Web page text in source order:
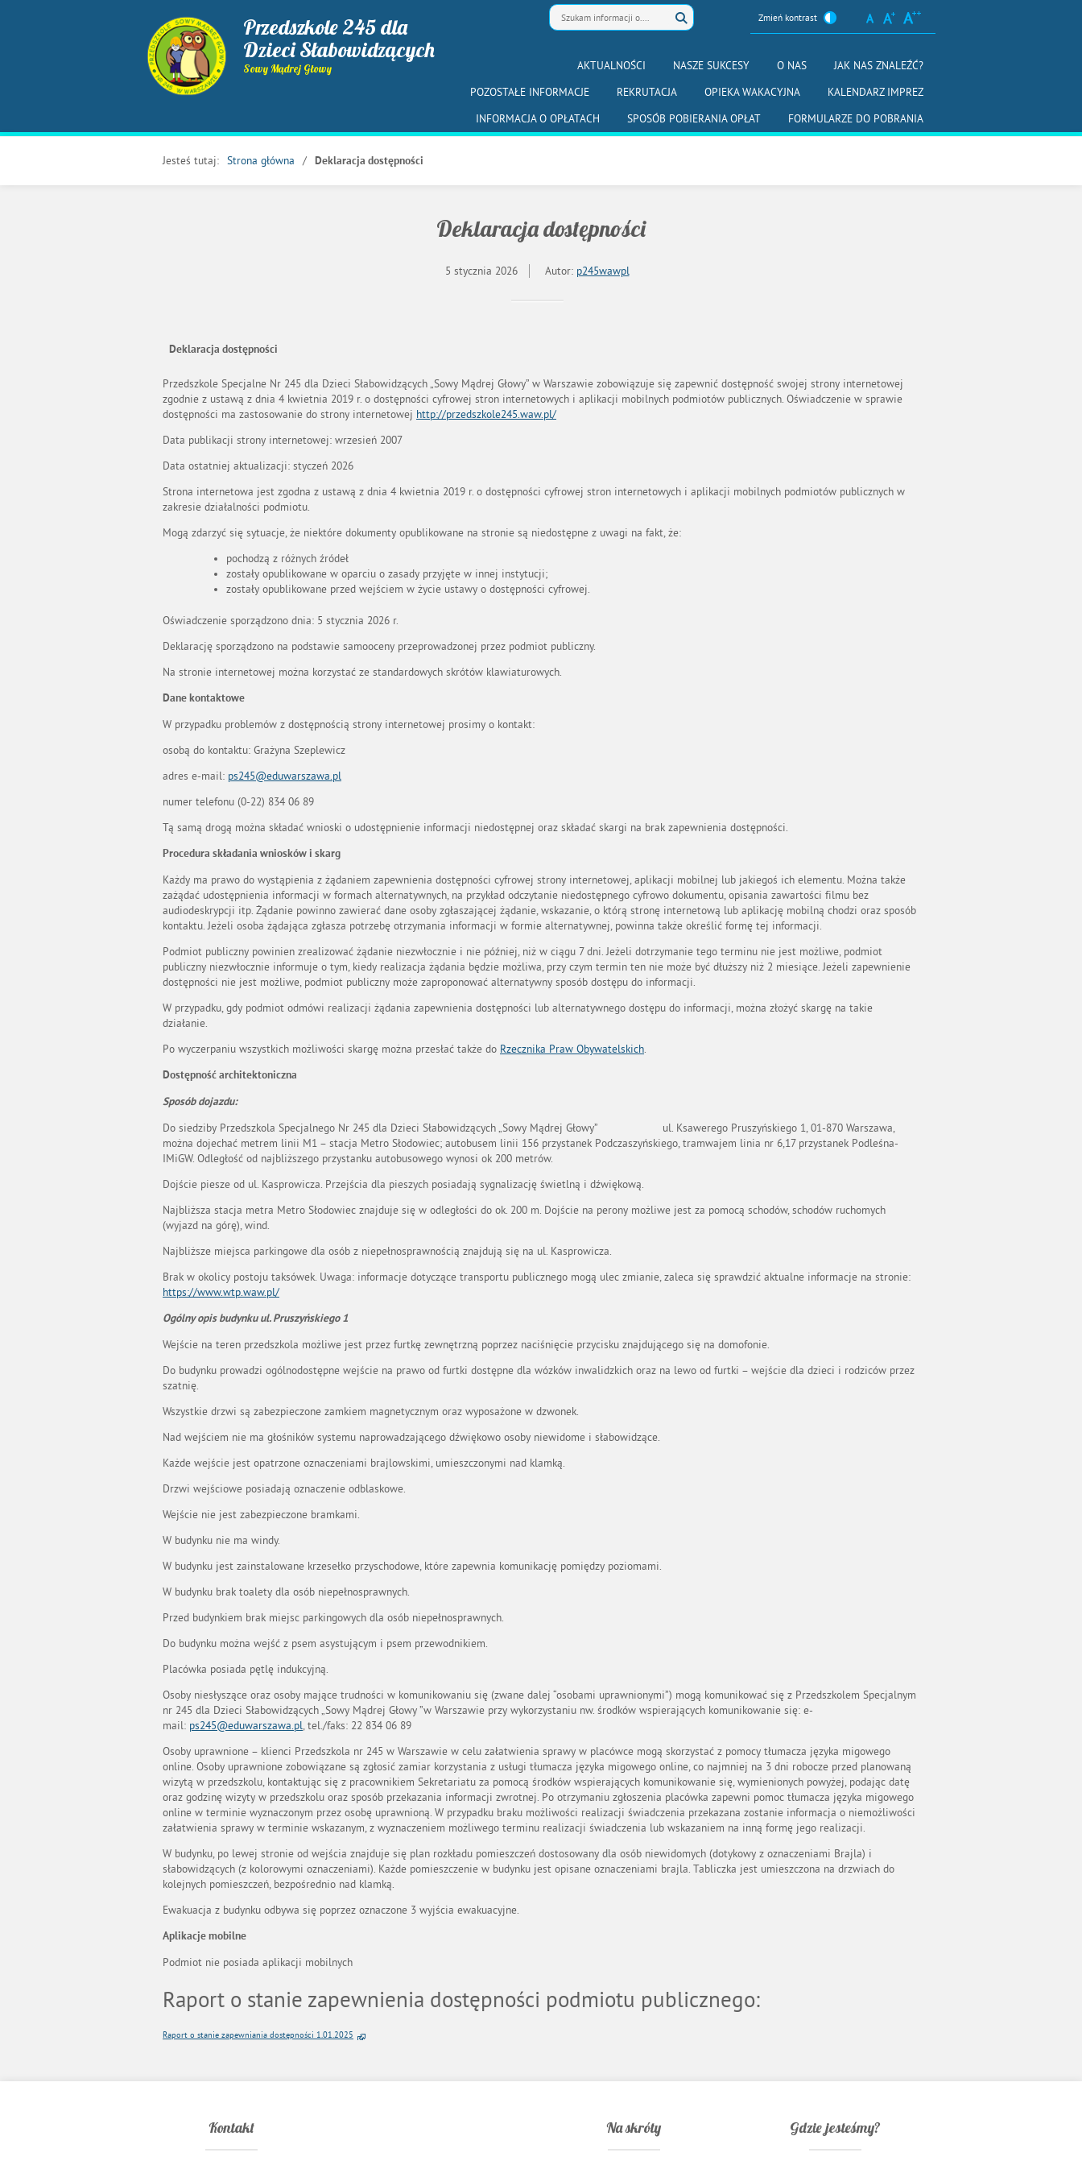
Zmień kontrast
Przedszkole 245 dla
Dzieci Słabowidzących
Sowy Mądrej Głowy AKTUALNOŚCI NASZE SUKCESY O NAS
JAK NAS ZNALEŹĆ?
POZOSTAŁE INFORMACJE
REKRUTACJA OPIEKA WAKACYJNA
KALENDARZ IMPREZ
INFORMACJA O OPŁATACH
SPOSÓB POBIERANIA OPŁAT FORMULARZE DO POBRANIA
Jesteś tutaj: Strona główna Deklaracja dostępności
Deklaracja dostępności
5 stycznia 2026 Autor: p245wawpl
Deklaracja dostępności
Przedszkole Specjalne Nr 245 dla Dzieci Słabowidzących „Sowy Mądrej Głowy” w Warszawie zobowiązuje się zapewnić dostępność swojej strony internetowej
zgodnie z ustawą z dnia 4 kwietnia 2019 r. o dostępności cyfrowej stron internetowych i aplikacji mobilnych podmiotów publicznych. Oświadczenie w sprawie
dostępności ma zastosowanie do strony internetowej http://przedszkole245.waw.pl/
Data publikacji strony internetowej: wrzesień 2007
Data ostatniej aktualizacji: styczeń 2026
Strona internetowa jest zgodna z ustawą z dnia 4 kwietnia 2019 r. o dostępności cyfrowej stron internetowych i aplikacji mobilnych podmiotów publicznych w
zakresie działalności podmiotu.
Mogą zdarzyć się sytuacje, że niektóre dokumenty opublikowane na stronie są niedostępne z uwagi na fakt, że:
pochodzą z różnych źródeł
zostały opublikowane w oparciu o zasady przyjęte w innej instytucji;
zostały opublikowane przed wejściem w życie ustawy o dostępności cyfrowej.
Oświadczenie sporządzono dnia: 5 stycznia 2026 r.
Deklarację sporządzono na podstawie samooceny przeprowadzonej przez podmiot publiczny.
Na stronie internetowej można korzystać ze standardowych skrótów klawiaturowych.
Dane kontaktowe
W przypadku problemów z dostępnością strony internetowej prosimy o kontakt:
osobą do kontaktu: Grażyna Szeplewicz
adres e-mail: ps245@eduwarszawa.pl
numer telefonu (0-22) 834 06 89
Tą samą drogą można składać wnioski o udostępnienie informacji niedostępnej oraz składać skargi na brak zapewnienia dostępności.
Procedura składania wniosków i skarg
Każdy ma prawo do wystąpienia z żądaniem zapewnienia dostępności cyfrowej strony internetowej, aplikacji mobilnej lub jakiegoś ich elementu. Można także
zażądać udostępnienia informacji w formach alternatywnych, na przykład odczytanie niedostępnego cyfrowo dokumentu, opisania zawartości filmu bez
audiodeskrypcji itp. Żądanie powinno zawierać dane osoby zgłaszającej żądanie, wskazanie, o którą stronę internetową lub aplikację mobilną chodzi oraz sposób
kontaktu. Jeżeli osoba żądająca zgłasza potrzebę otrzymania informacji w formie alternatywnej, powinna także określić formę tej informacji.
Podmiot publiczny powinien zrealizować żądanie niezwłocznie i nie później, niż w ciągu 7 dni. Jeżeli dotrzymanie tego terminu nie jest możliwe, podmiot
publiczny niezwłocznie informuje o tym, kiedy realizacja żądania będzie możliwa, przy czym termin ten nie może być dłuższy niż 2 miesiące. Jeżeli zapewnienie
dostępności nie jest możliwe, podmiot publiczny może zaproponować alternatywny sposób dostępu do informacji.
W przypadku, gdy podmiot odmówi realizacji żądania zapewnienia dostępności lub alternatywnego dostępu do informacji, można złożyć skargę na takie
działanie.
Po wyczerpaniu wszystkich możliwości skargę można przesłać także do Rzecznika Praw Obywatelskich.
Dostępność architektoniczna
Sposób dojazdu:
Do siedziby Przedszkola Specjalnego Nr 245 dla Dzieci Słabowidzących „Sowy Mądrej Głowy” ul. Ksawerego Pruszyńskiego 1, 01-870 Warszawa,
można dojechać metrem linii M1 – stacja Metro Słodowiec; autobusem linii 156 przystanek Podczaszyńskiego, tramwajem linia nr 6,17 przystanek Podleśna-
IMiGW. Odległość od najbliższego przystanku autobusowego wynosi ok 200 metrów.
Dojście piesze od ul. Kasprowicza. Przejścia dla pieszych posiadają sygnalizację świetlną i dźwiękową.
Najbliższa stacja metra Metro Słodowiec znajduje się w odległości do ok. 200 m. Dojście na perony możliwe jest za pomocą schodów, schodów ruchomych
(wyjazd na górę), wind.
Najbliższe miejsca parkingowe dla osób z niepełnosprawnością znajdują się na ul. Kasprowicza.
Brak w okolicy postoju taksówek. Uwaga: informacje dotyczące transportu publicznego mogą ulec zmianie, zaleca się sprawdzić aktualne informacje na stronie:
https://www.wtp.waw.pl/
Ogólny opis budynku ul. Pruszyńskiego 1
Wejście na teren przedszkola możliwe jest przez furtkę zewnętrzną poprzez naciśnięcie przycisku znajdującego się na domofonie.
Do budynku prowadzi ogólnodostępne wejście na prawo od furtki dostępne dla wózków inwalidzkich oraz na lewo od furtki – wejście dla dzieci i rodziców przez
szatnię.
Wszystkie drzwi są zabezpieczone zamkiem magnetycznym oraz wyposażone w dzwonek.
Nad wejściem nie ma głośników systemu naprowadzającego dźwiękowo osoby niewidome i słabowidzące.
Każde wejście jest opatrzone oznaczeniami brajlowskimi, umieszczonymi nad klamką.
Drzwi wejściowe posiadają oznaczenie odblaskowe.
Wejście nie jest zabezpieczone bramkami.
W budynku nie ma windy.
W budynku jest zainstalowane krzesełko przyschodowe, które zapewnia komunikację pomiędzy poziomami.
W budynku brak toalety dla osób niepełnosprawnych.
Przed budynkiem brak miejsc parkingowych dla osób niepełnosprawnych.
Do budynku można wejść z psem asystującym i psem przewodnikiem.
Placówka posiada pętlę indukcyjną.
Osoby niesłyszące oraz osoby mające trudności w komunikowaniu się (zwane dalej “osobami uprawnionymi”) mogą komunikować się z Przedszkolem Specjalnym
nr 245 dla Dzieci Słabowidzących „Sowy Mądrej Głowy ”w Warszawie przy wykorzystaniu nw. środków wspierających komunikowanie się: e-
mail: ps245@eduwarszawa.pl, tel./faks: 22 834 06 89
Osoby uprawnione – klienci Przedszkola nr 245 w Warszawie w celu załatwienia sprawy w placówce mogą skorzystać z pomocy tłumacza języka migowego
online. Osoby uprawnione zobowiązane są zgłosić zamiar korzystania z usługi tłumacza języka migowego online, co najmniej na 3 dni robocze przed planowaną
wizytą w przedszkolu, kontaktując się z pracownikiem Sekretariatu za pomocą środków wspierających komunikowanie się, wymienionych powyżej, podając datę
oraz godzinę wizyty w przedszkolu oraz sposób przekazania informacji zwrotnej. Po otrzymaniu zgłoszenia placówka zapewni pomoc tłumacza języka migowego
online w terminie wyznaczonym przez osobę uprawnioną. W przypadku braku możliwości realizacji świadczenia przekazana zostanie informacja o niemożliwości
załatwienia sprawy w terminie wskazanym, z wyznaczeniem możliwego terminu realizacji świadczenia lub wskazaniem na inną formę jego realizacji.
W budynku, po lewej stronie od wejścia znajduje się plan rozkładu pomieszczeń dostosowany dla osób niewidomych (dotykowy z oznaczeniami Brajla) i
słabowidzących (z kolorowymi oznaczeniami). Każde pomieszczenie w budynku jest opisane oznaczeniami brajla. Tabliczka jest umieszczona na drzwiach do
kolejnych pomieszczeń, bezpośrednio nad klamką.
Ewakuacja z budynku odbywa się poprzez oznaczone 3 wyjścia ewakuacyjne.
Aplikacje mobilne
Podmiot nie posiada aplikacji mobilnych
Raport o stanie zapewnienia dostępności podmiotu publicznego:
Raport o stanie zapewniania dostępności 1.01.2025
Kontakt Na skróty Gdzie jesteśmy?